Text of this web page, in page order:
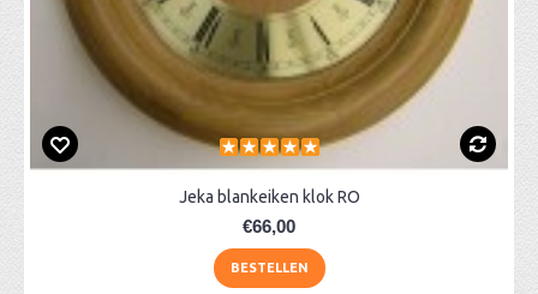
Jeka blankeiken klok RO
€66,00
BESTELLEN